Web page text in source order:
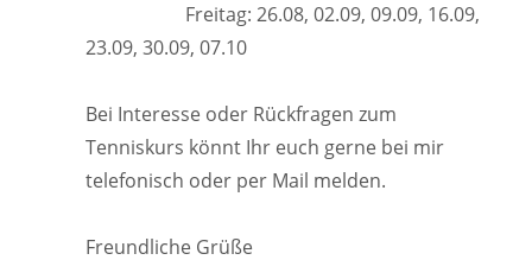
Freitag: 26.08, 02.09, 09.09, 16.09,
23.09, 30.09, 07.10
Bei Interesse oder Rückfragen zum
Tenniskurs könnt Ihr euch gerne bei mir
telefonisch oder per Mail melden.
Freundliche Grüße